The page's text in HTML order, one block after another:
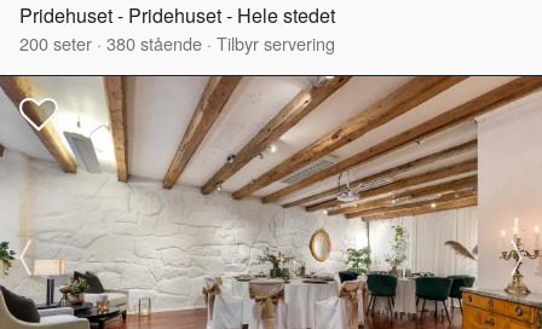
Pridehuset - Pridehuset - Hele stedet
200seter · 380stående · Tilbyr servering